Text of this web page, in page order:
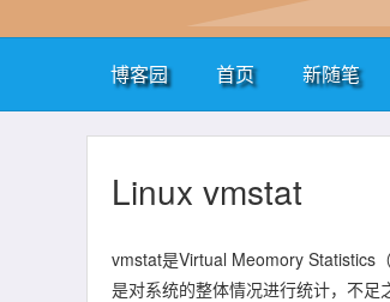
博客园 首页 新随笔
Linux vmstat
vmstat是Virtual Meomory Statistics
是对系统的整体情况进行统计，不足